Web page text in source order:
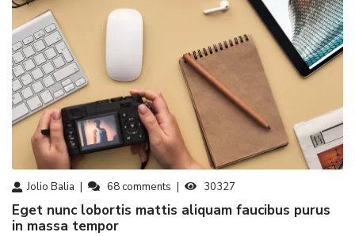
Jolio Balia 68comments 30327
eget nunc lobortis mattis aliquam faucibus purus
in massa tempor